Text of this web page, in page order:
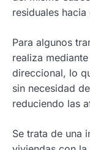
residuales
Para algunos
realiza
direccional, lo
sin necesidad
reduciendo las
Se trata de una